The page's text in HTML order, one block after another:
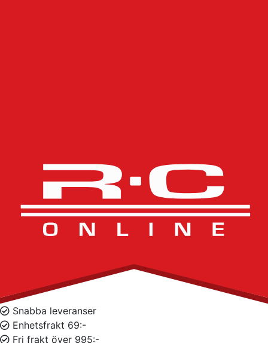
Snabba leveranser
Enhetsfrakt 69:-
Fri frakt över 995:-